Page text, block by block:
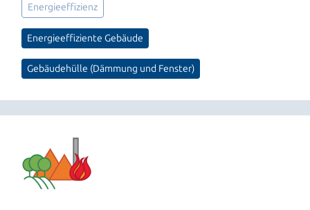
Energieeffizienz
Energieeffiziente Gebäude
Gebäudehülle (Dämmung und Fenster)